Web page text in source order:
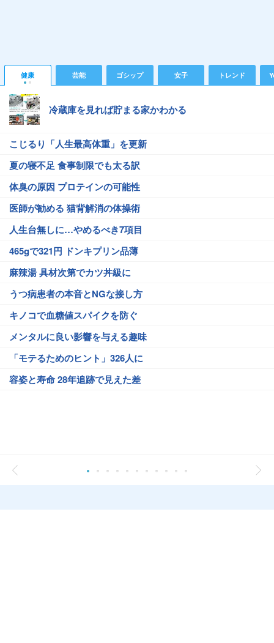
健康 芸能 ゴシップ 女子 トレンド
冷蔵庫を見れば貯まる家かわかる
こじるり「人生最高体重」を更新
夏の寝不足 食事制限でも太る訳
体臭の原因 プロテインの可能性
医師が勧める 猫背解消の体操術
人生台無しに…やめるべき7項目
465gで321円 ドンキプリン品薄
麻辣湯 具材次第でカツ丼級に
うつ病患者の本音とNGな接し方
キノコで血糖値スパイクを防ぐ
メンタルに良い影響を与える趣味
「モテるためのヒント」326人に
容姿と寿命 28年追跡で見えた差